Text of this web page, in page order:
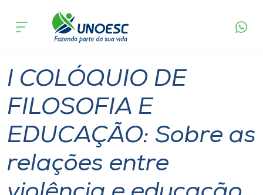
Cursos
Pesquisa
Atendimento ao Estudante
Portal de Ensino
acontece
I COLÓQUIO DE
FILOSOFIA E
EDUCAÇÃO: Sobre as
relações entre